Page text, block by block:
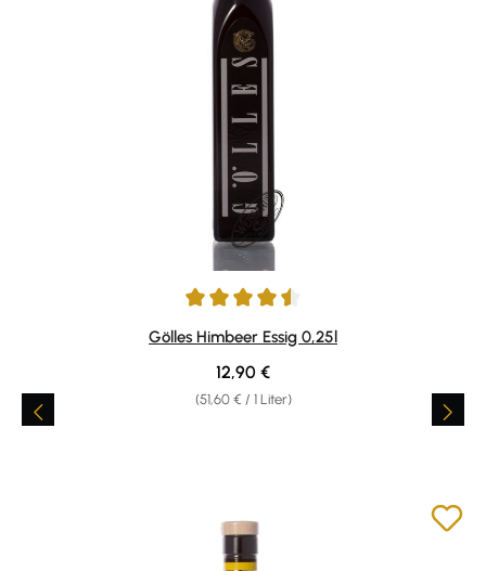
Durchschnittliche Bewertung von 4.58 von 5 Sternen
Gölles Himbeer Essig 0,25l
(51,60 € / 1 Liter)
Regulärer Preis:
12,90 €